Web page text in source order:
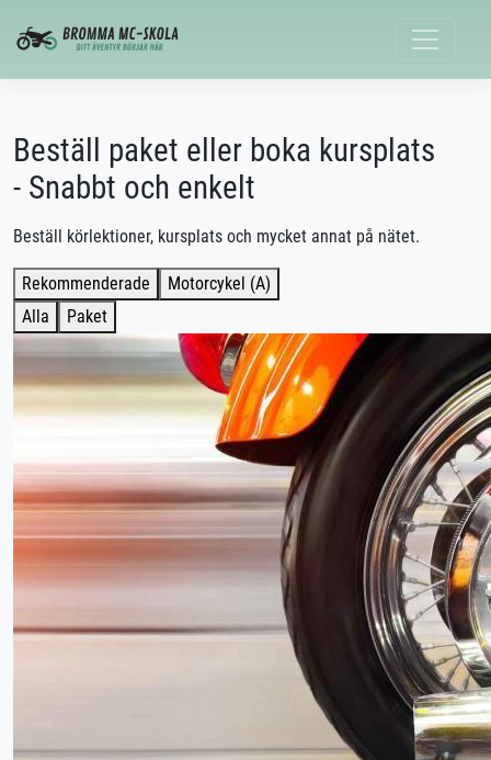
Beställ paket eller boka kursplats
- Snabbt och enkelt
Beställ körlektioner, kursplats och mycket annat på nätet.
Rekommenderade
Motorcykel (A)
Alla
Paket